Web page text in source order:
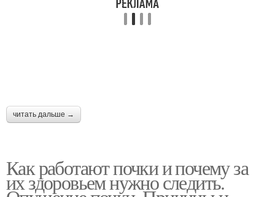
читать дальше →
Как работают почки и почему за
их здоровьем нужно следить.